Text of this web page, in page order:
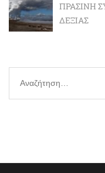
ΠΡΆΣΙΝΗ
ΔΕΞΙΆΣ
Αναζήτηση
για: